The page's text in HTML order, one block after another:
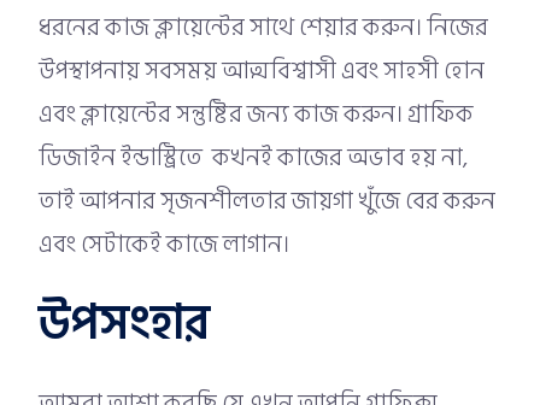
ধরনের কাজ ক্লায়েন্টের সাথে শেয়ার করুন। নিজের
উপস্থাপনায় সবসময় আত্মবিশ্বাসী এবং সাহসী হোন
এবং ক্লায়েন্টের সন্তুষ্টির জন্য কাজ করুন। গ্রাফিক
ডিজাইন ইন্ডাস্ট্রিতে কখনই কাজের অভাব হয় না,
তাই আপনার সৃজনশীলতার জায়গা খুঁজে বের করুন
এবং সেটাকেই কাজে লাগান।
উপসংহার